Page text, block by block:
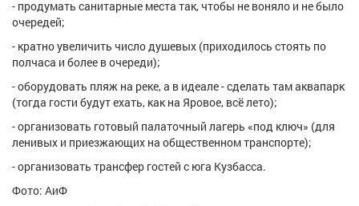
- продумать санитарные места так, чтобы не воняло и не было
очередей;
- кратно увеличить число душевых (приходилось стоять по
полчаса и более в очереди);
- оборудовать пляж на реке, а в идеале - сделать там аквапарк
(тогда гости будут ехать, как на Яровое, всё лето);
- организовать готовый палаточный лагерь «под ключ» (для
ленивых и приезжающих на общественном транспорте);
- организовать трансфер гостей с юга Кузбасса.
Фото: АиФ